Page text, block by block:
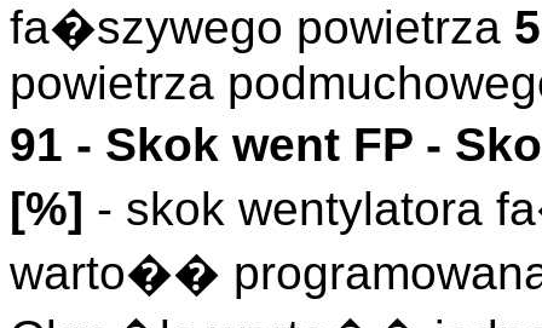
fa�szywego powietrza
powietrza
91 - Skok went FP -
[%] - skok wentylatora
warto��